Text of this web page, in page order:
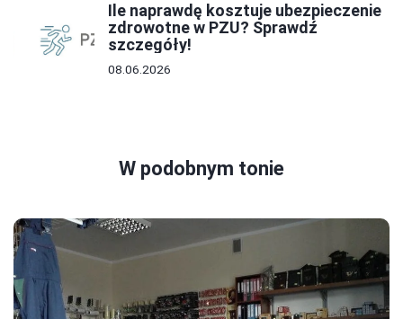
Ile naprawdę kosztuje ubezpieczenie
zdrowotne w PZU? Sprawdź
szczegóły!
08.06.2026
W podobnym tonie